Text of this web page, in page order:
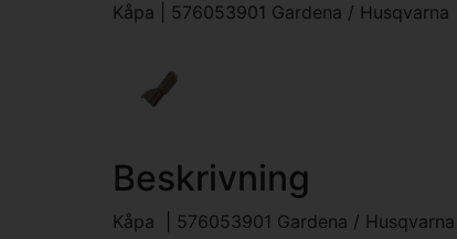
Kåpa | 576053901 Gardena / Husqvarna
Beskrivning
Kåpa | 576053901 Gardena / Husqvarna